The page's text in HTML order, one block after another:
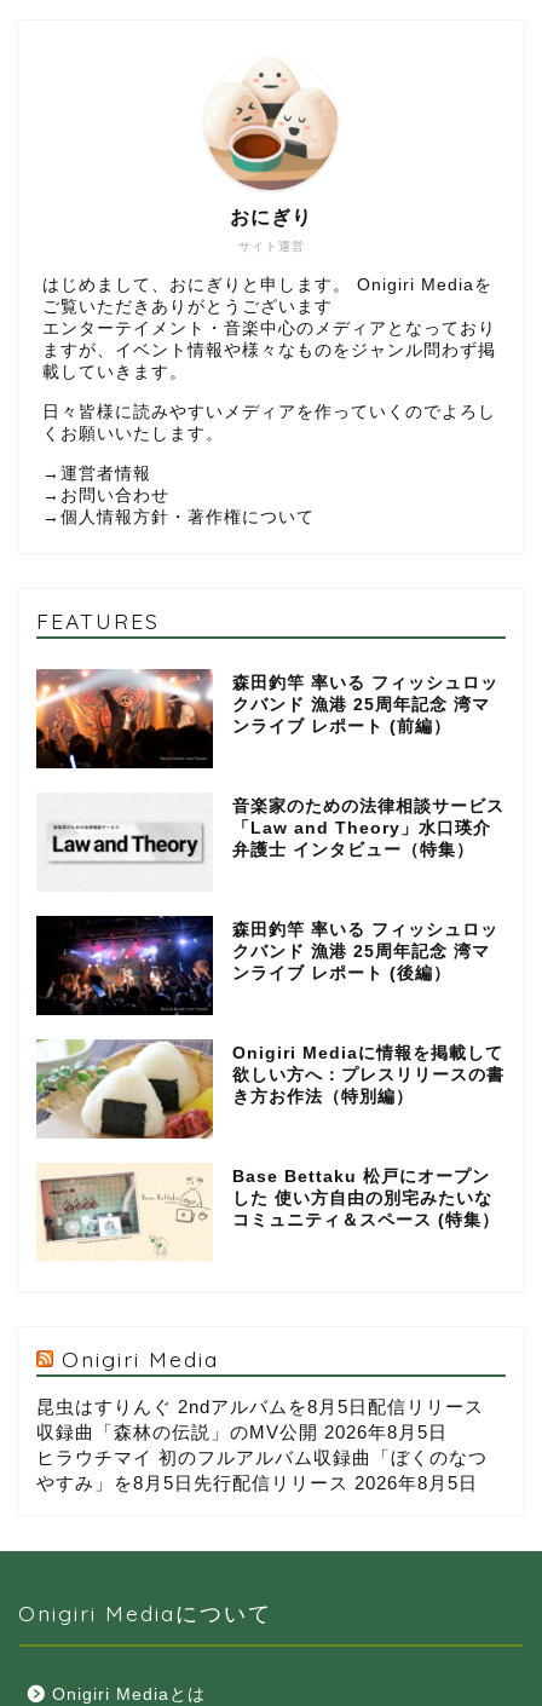
サイト運営
おにぎり
はじめまして、おにぎりと申します。 Onigiri Mediaを
ご覧いただきありがとうございます
エンターテイメント・音楽中心のメディアとなっており
ますが、イベント情報や様々なものをジャンル問わず掲
載していきます。
日々皆様に読みやすいメディアを作っていくのでよろし
くお願いいたします。
→ 運営者情報
→ お問い合わせ
→ 個人情報方針・著作権について
FEATURES
森田釣竿 率いる フィッシュロッ
クバンド 漁港 25周年記念 湾マ
ンライブ レポート (前編）
音楽家のための法律相談サービス
「Law and Theory」水口瑛介
弁護士 インタビュー（特集）
森田釣竿 率いる フィッシュロッ
クバンド 漁港 25周年記念 湾マ
ンライブ レポート (後編）
Onigiri Mediaに情報を掲載して
欲しい方へ：プレスリリースの書
き方お作法（特別編）
Base Bettaku 松戸にオープン
した 使い方自由の別宅みたいな
コミュニティ＆スペース (特集）
Onigiri Media
昆虫はすりんぐ 2ndアルバムを8月5日配信リリース
収録曲「森林の伝説」のMV公開 2026年8月5日
ヒラウチマイ 初のフルアルバム収録曲「ぼくのなつ
やすみ」を8月5日先行配信リリース 2026年8月5日
Onigiri Mediaについて
Onigiri Mediaとは